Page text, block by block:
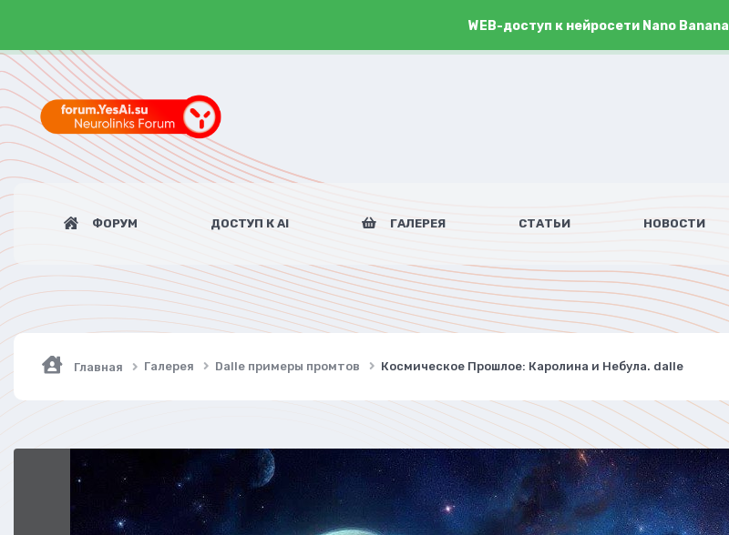
WEB-доступ к нейросети Nano Banana
ФОРУМ ДОСТУП К AI ГАЛЕРЕЯ СТАТЬИ НОВОСТИ
Главная Галерея Dalle примеры промтов Космическое Прошлое: Каролина и Небула. dalle